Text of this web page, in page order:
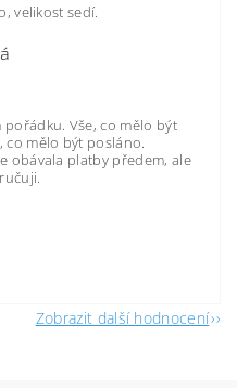
velikost sedí.
Vše, co mělo být
co mělo být posláno.
obávala platby předem, ale
Zobrazit další hodnocení